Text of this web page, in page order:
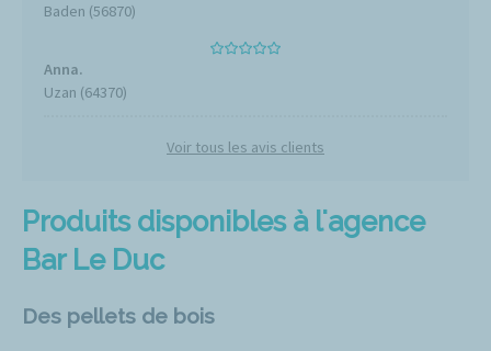
Produits disponibles à l'agence
Bar Le Duc
Des pellets de bois
Baden (56870)
Anna.
Uzan (64370)
Voir tous les avis clients